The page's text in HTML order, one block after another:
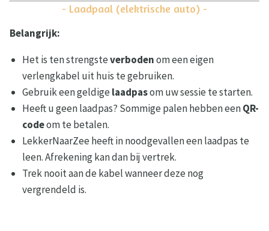
- Laadpaal (elektrische auto) -
Belangrijk:
Het is ten strengsteverbodenom een eigen
verlengkabel uit huis te gebruiken.
Gebruik een geldige laadpasom uw sessie te starten.
Heeft u geen laadpas? Sommige palen hebben eenQR-
codeom te betalen.
LekkerNaarZee heeft in noodgevallen een laadpas te
leen. Afrekening kan dan bij vertrek.
Trek nooit aan de kabel wanneer deze nog
vergrendeld is.